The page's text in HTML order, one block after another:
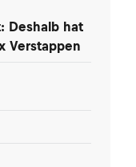
Deshalb hat
Verstappen